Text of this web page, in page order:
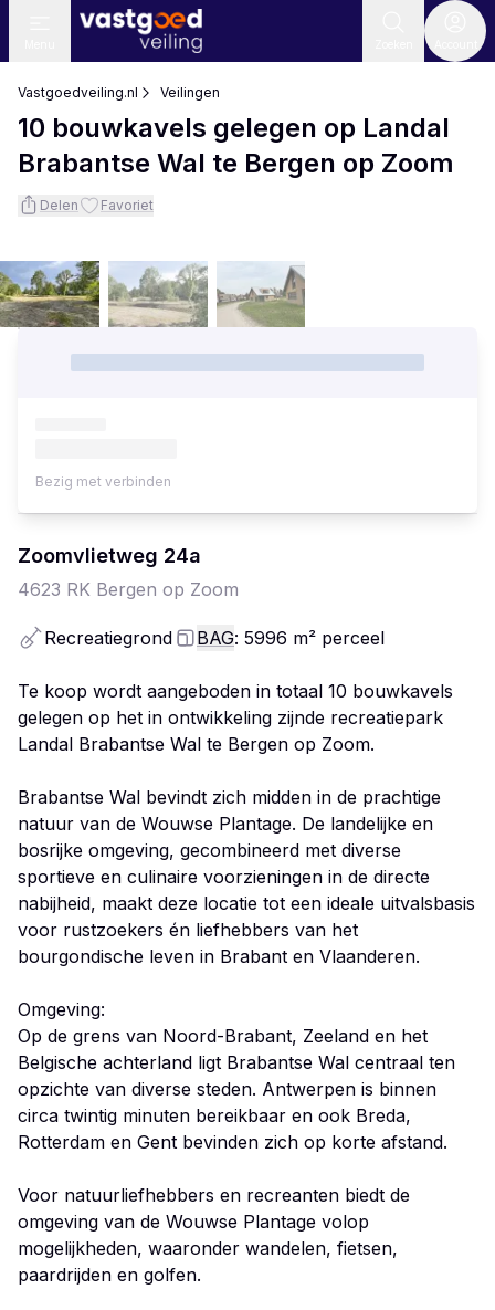
Vastgoedveiling.nl Veilingen
10 bouwkavels gelegen op Landal
Brabantse Wal te Bergen op Zoom
Delen Favoriet
Zoomvlietweg 24a
4623 RK Bergen op Zoom
Recreatiegrond BAG: 5996 m² perceel
Te koop wordt aangeboden in totaal 10 bouwkavels
gelegen op het in ontwikkeling zijnde recreatiepark
Landal Brabantse Wal te Bergen op Zoom.
Brabantse Wal bevindt zich midden in de prachtige
natuur van de Wouwse Plantage. De landelijke en
bosrijke omgeving, gecombineerd met diverse
sportieve en culinaire voorzieningen in de directe
nabijheid, maakt deze locatie tot een ideale uitvalsbasis
voor rustzoekers én liefhebbers van het
bourgondische leven in Brabant en Vlaanderen.
Omgeving:
Op de grens van Noord-Brabant, Zeeland en het
Belgische achterland ligt Brabantse Wal centraal ten
opzichte van diverse steden. Antwerpen is binnen
circa twintig minuten bereikbaar en ook Breda,
Rotterdam en Gent bevinden zich op korte afstand.
Voor natuurliefhebbers en recreanten biedt de
omgeving van de Wouwse Plantage volop
mogelijkheden, waaronder wandelen, fietsen,
paardrijden en golfen.
Bezig met verbinden